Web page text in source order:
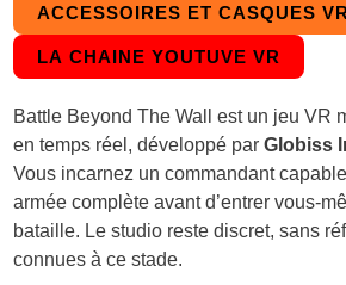
ACCESSOIRES ET CASQUES VR
LA CHAINE YOUTUVE VR
Battle Beyond The Wall est un jeu VR
en temps réel, développé parGlobiss
Vous incarnez un commandant
armée complète avant d’entrer vous-
bataille. Le studio reste discret, sans
connues à ce stade.